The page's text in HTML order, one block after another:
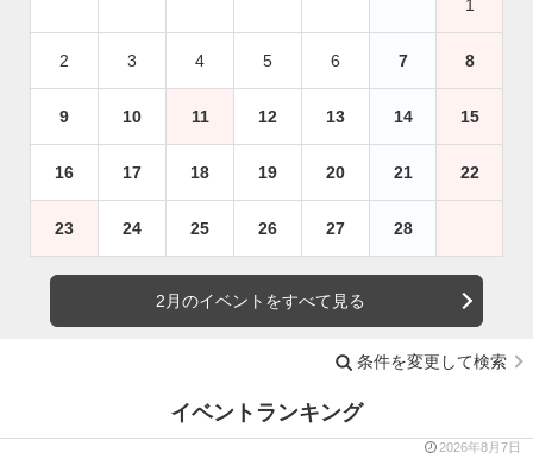
1
2 3 4 5 6 7 8
9 10 11 12 13 14 15
16 17 18 19 20 21 22
23 24 25 26 27 28
2月のイベントをすべて見る
条件を変更して検索
イベントランキング
2026年8月7日